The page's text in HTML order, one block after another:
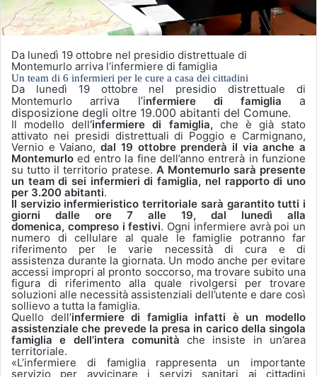
Da lunedì 19 ottobre nel presidio distrettuale di
Montemurlo arriva l’infermiere di famiglia
Un team di 6 infermieri per le cure a casa dei cittadini
Da lunedì 19 ottobre nel presidio distrettuale di
Montemurlo arriva l’infermiere di famiglia a
disposizione degli oltre 19.000 abitanti del Comune.
Il modello dell’infermiere di famiglia, che è già stato
attivato nei presidi distrettuali di Poggio e Carmignano,
Vernio e Vaiano, dal 19 ottobre prenderà il via anche a
Montemurlo ed entro la fine dell’anno entrerà in funzione
su tutto il territorio pratese. A Montemurlo sarà presente
un team di sei infermieri di famiglia, nel rapporto di uno
per 3.200 abitanti.
Il servizio infermieristico territoriale sarà garantito tutti i
giorni dalle ore 7 alle 19, dal lunedì alla
domenica, compreso i festivi. Ogni infermiere avrà poi un
numero di cellulare al quale le famiglie potranno far
riferimento per le varie necessità di cura e di
assistenza durante la giornata. Un modo anche per evitare
accessi impropri al pronto soccorso, ma trovare subito una
figura di riferimento alla quale rivolgersi per trovare
soluzioni alle necessità assistenziali dell’utente e dare così
sollievo a tutta la famiglia.
Quello dell’infermiere di famiglia infatti è un modello
assistenziale che prevede la presa in carico della singola
famiglia e dell’intera comunità che insiste in un’area
territoriale.
«L’infermiere di famiglia rappresenta un importante
servizio per avvicinare i servizi sanitari ai cittadini